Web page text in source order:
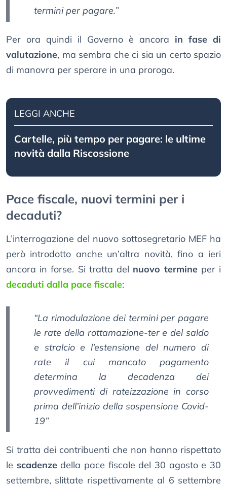
termini per pagare.”
Per ora quindi il Governo è ancora in fase di
valutazione, ma sembra che ci sia un certo spazio
di manovra per sperare in una proroga.
LEGGI ANCHE
Cartelle, più tempo per pagare: le ultime
novità dalla Riscossione
Pace fiscale, nuovi termini per i
decaduti?
L’interrogazione del nuovo sottosegretario MEF ha
però introdotto anche un’altra novità, fino a ieri
ancora in forse. Si tratta del nuovo termineper i
decaduti dalla pace fiscale:
“La rimodulazione dei termini per pagare
le rate della rottamazione-ter e del saldo
e stralcio e l’estensione del numero di
rate il cui mancato pagamento
determina la decadenza dei
provvedimenti di rateizzazione in corso
prima dell’inizio della sospensione Covid-
19”
Si tratta dei contribuenti che non hanno rispettato
le scadenzedella pace fiscale del 30 agosto e 30
settembre, slittate rispettivamente al 6 settembre